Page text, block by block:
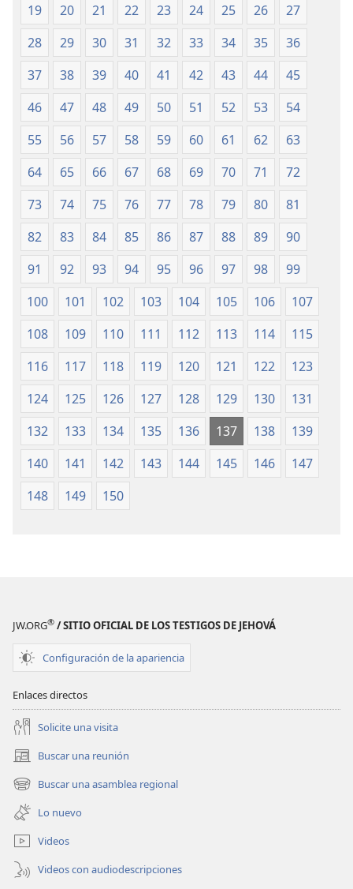
19
20 21 22 23 24 25 26
27
28
29 30 31 32 33 34 35
36
37
38 39 40 41 42 43 44
45
46
47 48 49 50 51 52 53
54
55
56 57 58 59 60 61 62
63
64
65 66 67 68 69 70 71
72
73
74 75 76 77 78 79 80
81
82
83 84 85 86 87 88 89
90
91
92 93 94 95 96 97 98
99
100
101 102 103 104 105 106
107
108
109 110 111 112 113 114
115
116
117 118 119 120 121 122
123
124
125 126 127 128 129 130
131
132
133 134 135 136 137 138
139
140
141 142 143 144 145 146
147
148
149 150
JW.ORG® / SITIO OFICIAL DE LOS TESTIGOS DE JEHOVÁ
Configuración de la apariencia
Enlaces directos
Solicite una visita
Buscar una reunión
(abre
una
nueva
ventana)
Buscar una asamblea regional
(abre
una
nueva
ventana)
Lo nuevo
Videos
Videos con audiodescripciones